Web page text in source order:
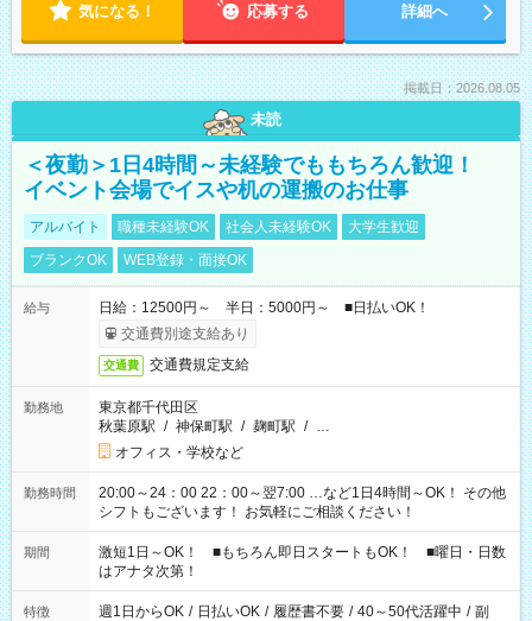
気になる！ 応募する 詳細へ
掲載日：2026.08.05
未読
＜夜勤＞1日4時間～未経験でももちろん歓迎！
イベント会場でイスや机の運搬のお仕事
アルバイト 職種未経験OK 社会人未経験OK
大学生歓迎
ブランクOK
WEB登録・面接OK
給与
日給：12500円～ 半日：5000円～ ■日払いOK！
交通費別途支給あり
交通費 交通費規定支給
勤務地
東京都千代田区
秋葉原駅 / 神保町駅 / 麹町駅 / …
オフィス・学校など
勤務時間
20:00～24：00 22：00～翌7:00 …など1日4時間～OK！ その他
シフトもございます！ お気軽にご相談ください！
期間
激短1日～OK！ ■もちろん即日スタートもOK！ ■曜日・日数
はアナタ次第！
特徴 週1日からOK / 日払いOK / 履歴書不要 / 40～50代活躍中 / 副